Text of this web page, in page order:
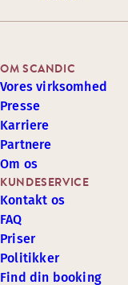
KUNDESERVICE
Kontakt os
FAQ
Priser
Politikker
Find din booking
OM SCANDIC
Vores virksomhed
Presse
Karriere
Partnere
Om os